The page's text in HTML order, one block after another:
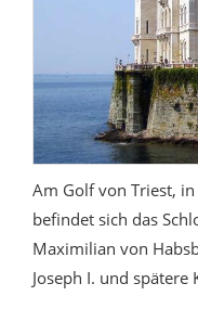
Am Golf von Triest,
befindet sich das
Maximilian von
Joseph I. und spätere